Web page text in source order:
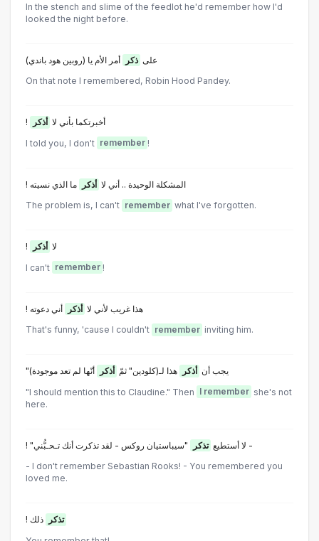
In the stench and slime of the feedlot he'd remember how I'd
looked the night before.
(على ذكر
أمر الأم يا (روبين هود باندي
On that note I remembered, Robin Hood Pandey.
! أخبرتكما بأني لا أذكر
l told you, l don't remember !
! المشكلة الوحيدة .. أني لا أذكر
ما الذي نسيته
The problem is, I can't remember what I've forgotten.
! لا أذكر
I can't remember !
! هذا غريب لأني لا أذكر
أني دعوته
That's funny, 'cause I couldn't remember inviting him.
"(يجب أن أذكر هذا لـ(كلودين" ثمّ أذكر
أنّها لم تعد موجودة
"I should mention this to Claudine." Then I remember she's not
here.
! "لا أستطيع تذكر
"سيباستيان روكس - لقد تذكرت أنك تـحـبُّني -
- I don't remember Sebastian Rooks! - You remembered you
loved me.
! تذكر
ذلك